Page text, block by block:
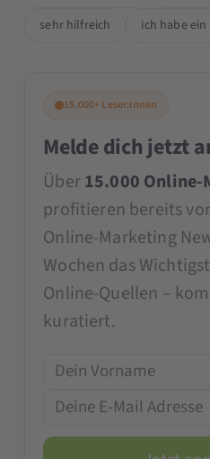
sehr hilfreich
ich habe
15.000+ Leser:innen
Melde dich jetzt
Über15.000
profitieren bereits
Online-Marketing
Wochen das
Online-Quellen –
kuratiert.